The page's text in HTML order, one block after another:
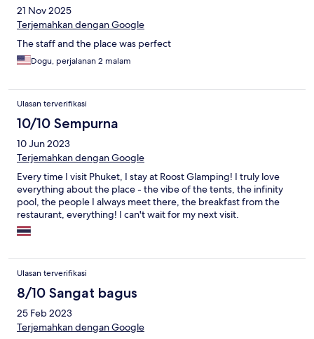
21 Nov 2025
Terjemahkan dengan Google
The staff and the place was perfect
Dogu, perjalanan 2 malam
Ulasan terverifikasi
10/10 Sempurna
10 Jun 2023
Terjemahkan dengan Google
Every time I visit Phuket, I stay at Roost Glamping! I truly love
everything about the place - the vibe of the tents, the infinity
pool, the people I always meet there, the breakfast from the
restaurant, everything! I can't wait for my next visit.
Ulasan terverifikasi
8/10 Sangat bagus
25 Feb 2023
Terjemahkan dengan Google